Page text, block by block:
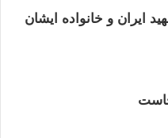
ایران و خانواده ایشان